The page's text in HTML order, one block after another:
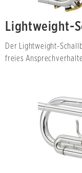
Lightweight-
Der Lightweight-
freies